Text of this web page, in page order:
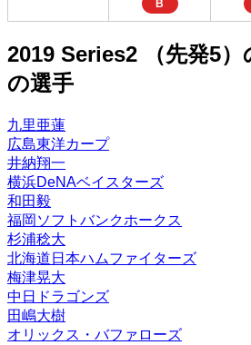
B
2019 Series2 （先発5
の選手
九里亜蓮
広島東洋カープ
井納翔一
横浜DeNAベイスターズ
和田毅
福岡ソフトバンクホークス
杉浦稔大
北海道日本ハムファイターズ
梅津晃大
中日ドラゴンズ
田嶋大樹
オリックス・バファローズ